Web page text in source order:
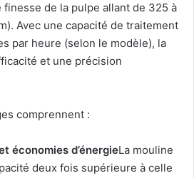
de la pulpe allant de 325 à
Avec une capacité de traitement
par heure (selon le modèle), la
et une précision
comprennent :
économies d’énergieLa mouline
deux fois supérieure à celle